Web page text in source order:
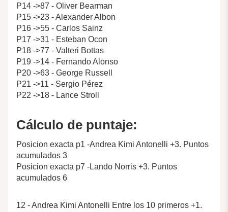
P14 ->87 - Oliver Bearman
P15 ->23 - Alexander Albon
P16 ->55 - Carlos Sainz
P17 ->31 - Esteban Ocon
P18 ->77 - Valteri Bottas
P19 ->14 - Fernando Alonso
P20 ->63 - George Russell
P21 ->11 - Sergio Pérez
P22 ->18 - Lance Stroll
Cálculo de puntaje:
Posicion exacta p1 -Andrea Kimi Antonelli +3. Puntos
acumulados 3
Posicion exacta p7 -Lando Norris +3. Puntos
acumulados 6
12 - Andrea Kimi Antonelli Entre los 10 primeros +1.